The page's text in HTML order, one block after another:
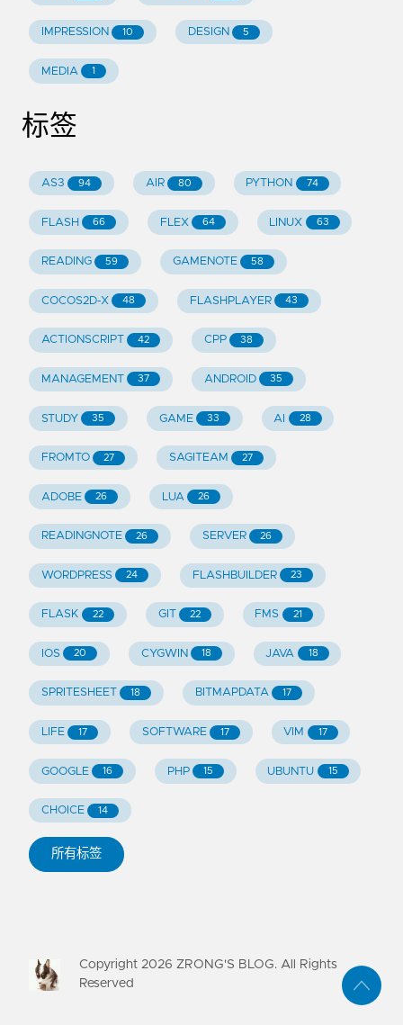
IMPRESSION 10 DESIGN 5
MEDIA 1
标签
AS3 94 AIR 80 PYTHON 74
FLASH 66 FLEX 64 LINUX 63
READING 59 GAMENOTE 58
COCOS2D-X 48 FLASHPLAYER 43
ACTIONSCRIPT 42 CPP 38
MANAGEMENT 37 ANDROID 35
STUDY 35 GAME 33 AI 28
FROMTO 27 SAGITEAM 27
ADOBE 26 LUA 26
READINGNOTE 26 SERVER 26
WORDPRESS 24 FLASHBUILDER 23
FLASK 22 GIT 22 FMS 21
IOS 20 CYGWIN 18 JAVA 18
SPRITESHEET 18 BITMAPDATA 17
LIFE 17 SOFTWARE 17 VIM 17
GOOGLE 16 PHP 15 UBUNTU 15
CHOICE 14
所有标签
Copyright 2026 ZRONG'S BLOG. All Rights
Reserved